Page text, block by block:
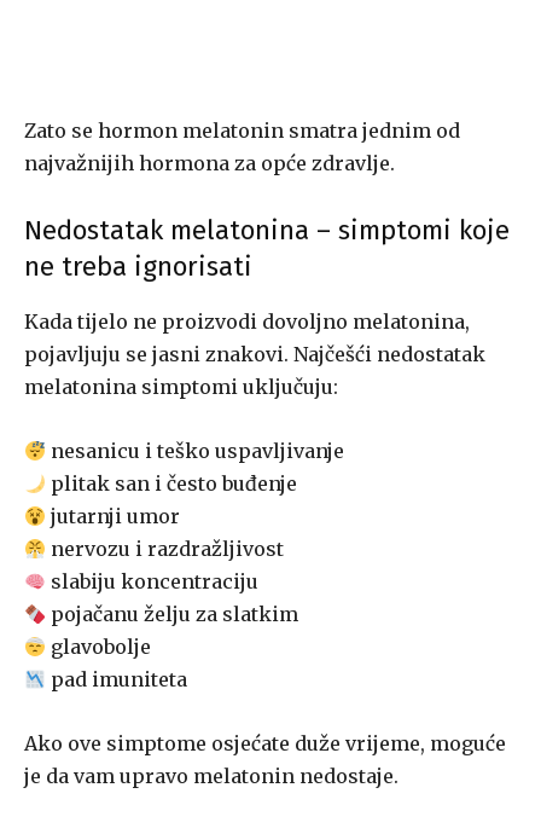
Zato se hormon melatonin smatra jednim od
najvažnijih hormona za opće zdravlje.
Nedostatak melatonina – simptomi koje
ne treba ignorisati
Kada tijelo ne proizvodi dovoljno melatonina,
pojavljuju se jasni znakovi. Najčešći nedostatak
melatonina simptomi uključuju:
nesanicu i teško uspavljivanje
plitak san i često buđenje
jutarnji umor
nervozu i razdražljivost
slabiju koncentraciju
pojačanu želju za slatkim
glavobolje
pad imuniteta
Ako ove simptome osjećate duže vrijeme, moguće
je da vam upravo melatonin nedostaje.